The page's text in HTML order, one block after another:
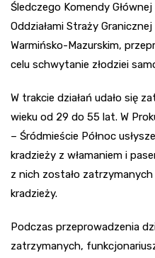
Śledczego Komendy
Oddziałami Straży
Warmińsko-Mazurskim,
celu schwytanie złodziei
W trakcie działań udało się
wieku od 29 do 55 lat. W
– Śródmieście Północ
kradzieży z włamaniem i
z nich zostało
kradzieży.
Podczas przeprowadzenia
zatrzymanych,